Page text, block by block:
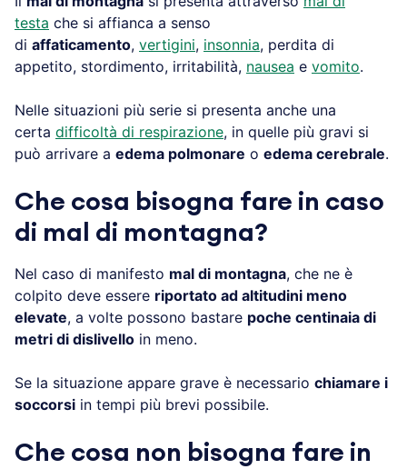
testa che si affianca a senso
di affaticamento, vertigini, insonnia, perdita di
appetito, stordimento, irritabilità, nausea e vomito.
Nelle situazioni più serie si presenta anche una
certa difficoltà di respirazione, in quelle più gravi si
può arrivare a edema polmonare o edema cerebrale.
Che cosa bisogna fare in caso
di mal di montagna?
Nel caso di manifesto mal di montagna, che ne è
colpito deve essere riportato ad altitudini meno
elevate, a volte possono bastare poche centinaia di
metri di dislivello in meno.
Se la situazione appare grave è necessario chiamare i
soccorsi in tempi più brevi possibile.
Che cosa non bisogna fare in